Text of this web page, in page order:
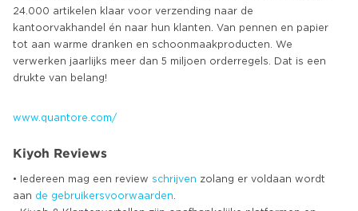
24.000 artikelen klaar voor verzending naar de
kantoorvakhandel én naar hun klanten. Van pennen en papier
tot aan warme dranken en schoonmaakproducten. We
verwerken jaarlijks meer dan 5 miljoen orderregels. Dat is een
drukte van belang!
www.quantore.com/
Kiyoh Reviews
• Iedereen mag een review schrijven zolang er voldaan wordt
aan de gebruikersvoorwaarden